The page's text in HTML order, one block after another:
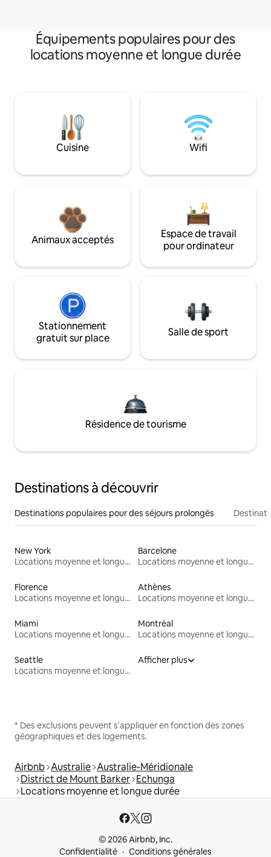
Équipements populaires pour des
locations moyenne et longue durée
Cuisine Wifi
Animaux acceptés
Espace de travail
pour ordinateur
Stationnement
gratuit sur place
Salle de sport
Résidence de tourisme
Destinations à découvrir
Destinations populaires pour des séjours prolongés
New York
Locations moyenne et longue durée
Barcelone
Locations moyenne et longue durée
Florence
Locations moyenne et longue durée
Athènes
Locations moyenne et longue durée
Miami
Locations moyenne et longue durée
Montréal
Locations moyenne et longue durée
Seattle
Locations moyenne et longue durée
Afficher plus
* Des exclusions peuvent s'appliquer en fonction des zones
géographiques et des logements.
Airbnb Australie Australie-Méridionale
District de Mount Barker Echunga
Locations moyenne et longue durée
© 2026 Airbnb, Inc.
Confidentialité
Conditions générales